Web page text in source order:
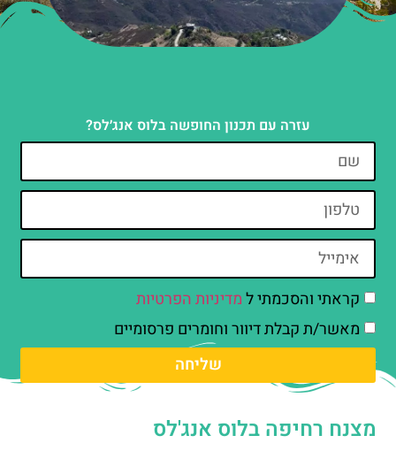
עזרה עם תכנון החופשה בלוס אנג׳לס?
קראתי והסכמתי למדיניות הפרטיות
מאשר/ת קבלת דיוור וחומרים פרסומיים
שליחה
מצנח רחיפה בלוס אנג'לס